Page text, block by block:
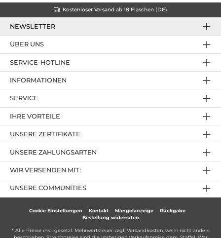
Kostenloser Versand ab 18 Flaschen (DE)
NEWSLETTER
SERVICE-HOTLINE
IHRE VORTEILE
UNSERE ZAHLUNGSARTEN
ÜBER UNS
UNSERE ZERTIFIKATE
INFORMATIONEN
SERVICE
UNSERE COMMUNITIES
WIR VERSENDEN MIT:
Cookie Einstellungen Kontakt Mängelanzeige
Rückgabe
Bestellung widerrufen
* Alle Preise inkl. gesetzl. Mehrwertsteuer zzgl. Versandkosten, wenn nicht anders